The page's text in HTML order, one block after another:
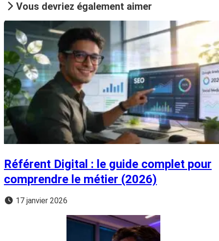
Vous devriez également aimer
Référent Digital : le guide complet pour
comprendre le métier (2026)
17 janvier 2026